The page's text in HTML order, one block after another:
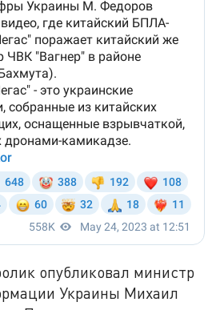
опубликовал министр
Украины Михаил